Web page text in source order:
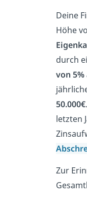
Deine
Höhe
durch
von 5%
50.000€
letzten
Zur